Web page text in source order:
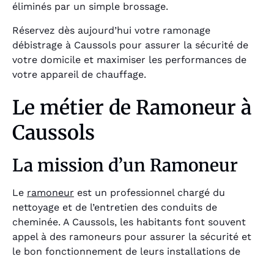
éliminés par un simple brossage.
Réservez dès aujourd’hui votre ramonage
débistrage à Caussols pour assurer la sécurité de
votre domicile et maximiser les performances de
votre appareil de chauffage.
Le métier de Ramoneur à
Caussols
La mission d’un Ramoneur
Le ramoneur est un professionnel chargé du
nettoyage et de l’entretien des conduits de
cheminée. A Caussols, les habitants font souvent
appel à des ramoneurs pour assurer la sécurité et
le bon fonctionnement de leurs installations de